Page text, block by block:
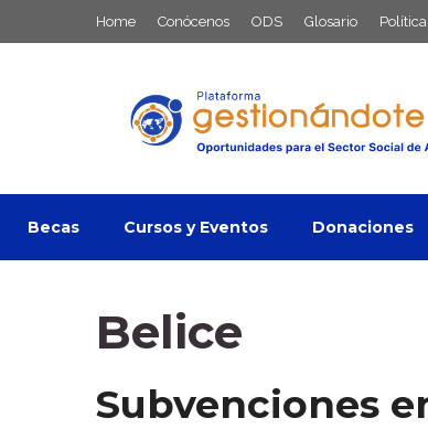
al
Home Conócenos ODS Glosario
Becas Cursos y Eventos Donaciones
Belice
Subvenciones